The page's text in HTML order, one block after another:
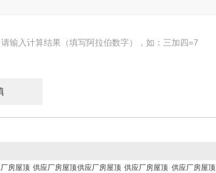
请输入计算结果（填写阿拉伯数字），如：三加四=7
房屋顶 供应厂房屋顶供应厂房屋顶 供应厂房屋顶 供应厂房屋顶